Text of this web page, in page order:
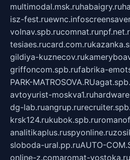
multimodal.msk.ruhabaigry.ru
isz-fest.ruewnc.info
volnav.spb.rucomnat.ru
tesiaes.rucard.com.ru
gildiya-kuznecov.ru
griffoncom.spb.rufabrika-
PARK-MATROSOVA.RU
avtoyurist-moskva1.ru
dg-lab.ruangrup.ru
krsk124.rukubok.spb.ru
analitikaplus.ruspyonline.ru
sloboda-ural.pp.ruAUTO-
online-z.comaromat-vostoka.ru